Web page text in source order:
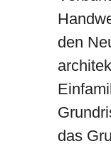
den
das